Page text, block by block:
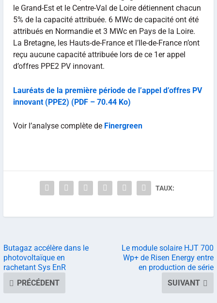
le Grand-Est et le Centre-Val de Loire détiennent chacun
5% de la capacité attribuée. 6 MWc de capacité ont été
attribués en Normandie et 3 MWc en Pays de la Loire.
La Bretagne, les Hauts-de-France et l’Ile-de-France n’ont
reçu aucune capacité attribuée lors de ce 1er appel
d’offres PPE2 PV innovant.
Lauréats de la première période de l’appel d’offres PV
innovant (PPE2) (PDF – 70.44 Ko)
Voir l’analyse complète de Finergreen
TAUX:
Butagaz accélère dans le
photovoltaïque en
rachetant Sys EnR
PRÉCÉDENT
Le module solaire HJT 700
Wp+ de Risen Energy entre
en production de série
SUIVANT